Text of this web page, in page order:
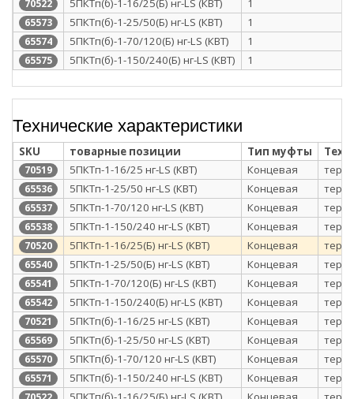
70522 5ПКТп(б)-1-16/25(Б) нг-LS (КВТ) 1
65573 5ПКТп(б)-1-25/50(Б) нг-LS (КВТ) 1
65574 5ПКТп(б)-1-70/120(Б) нг-LS (КВТ) 1
65575 5ПКТп(б)-1-150/240(Б) нг-LS (КВТ) 1
Технические характеристики
SKU товарные позиции Тип муфты
70519 5ПКТп-1-16/25 нг-LS (КВТ) Концевая
65536 5ПКТп-1-25/50 нг-LS (КВТ) Концевая
65537 5ПКТп-1-70/120 нг-LS (КВТ) Концевая
65538 5ПКТп-1-150/240 нг-LS (КВТ) Концевая
70520 5ПКТп-1-16/25(Б) нг-LS (КВТ) Концевая
65540 5ПКТп-1-25/50(Б) нг-LS (КВТ) Концевая
65541 5ПКТп-1-70/120(Б) нг-LS (КВТ) Концевая
65542 5ПКТп-1-150/240(Б) нг-LS (КВТ) Концевая
70521 5ПКТп(б)-1-16/25 нг-LS (КВТ) Концевая
65569 5ПКТп(б)-1-25/50 нг-LS (КВТ) Концевая
65570 5ПКТп(б)-1-70/120 нг-LS (КВТ) Концевая
65571 5ПКТп(б)-1-150/240 нг-LS (КВТ) Концевая